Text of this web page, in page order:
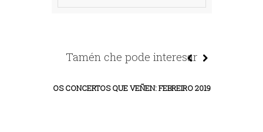
Tamén che pode interesar
OS CONCERTOS QUE VEÑEN: FEBREIRO 2019